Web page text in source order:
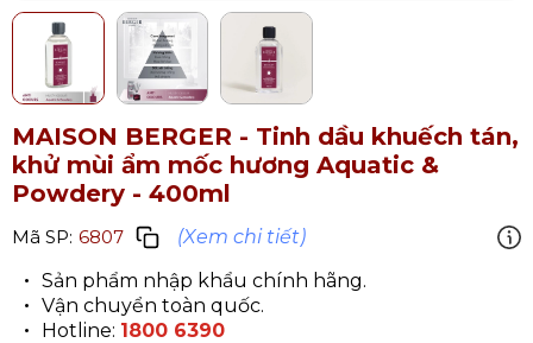
MAISON BERGER - Tinh dầu khuếch tán,
khử mùi ẩm mốc hương Aquatic &
Powdery - 400ml
Mã SP: 6807
(Xem chi tiết)
Sản phẩm nhập khẩu chính hãng.
Vận chuyển toàn quốc.
Hotline: 1800 6390